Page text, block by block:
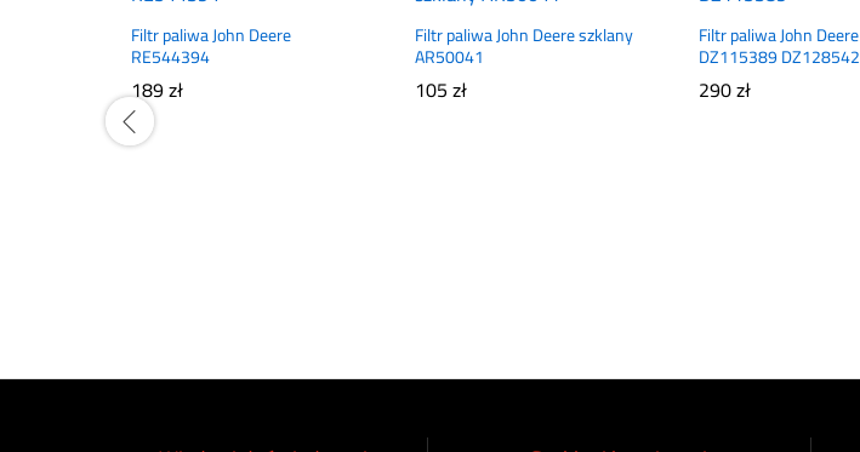
Filtr paliwa John Deere
RE544394
189zł
Filtr paliwa John Deere szklany
AR50041
105zł
Filtr paliwa John Deere
DZ115389 DZ128542
290zł